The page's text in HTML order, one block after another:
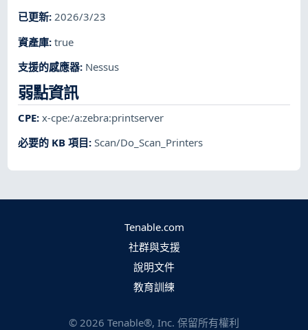
已更新:2026/3/23
資產庫:true
支援的感應器: Nessus
弱點資訊
CPE:x-cpe:/a:zebra:printserver
必要的 KB 項目:Scan/Do_Scan_Printers
Tenable.com
社群與支援
說明文件
教育訓練
© 2026 Tenable®, Inc. 保留所有權利